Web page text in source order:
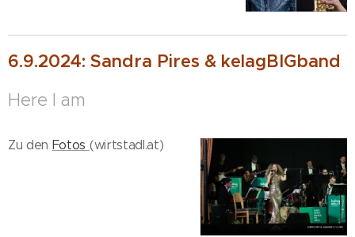
6.9.2024: Sandra Pires & kelagBIGband
Here I am
Zu den Fotos (wirtstadl.at)